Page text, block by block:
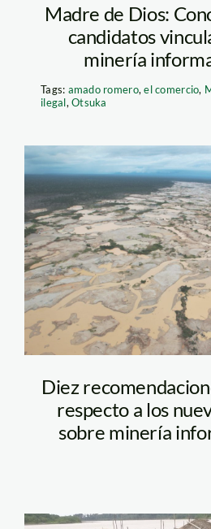
Madre de Dios:
candidatos
minería
Tags: amado romero,el comercio,
ilegal,Otsuka
Diez
respecto a los
sobre minería